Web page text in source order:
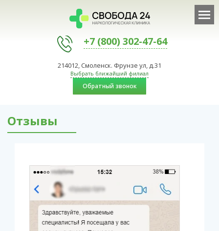
+7 (800) 302-47-64
214012, Смоленск. Фрунзе ул, д.31
Выбрать ближайший филиал
Обратный звонок
Отзывы